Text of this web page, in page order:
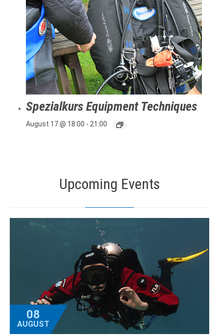
Spezialkurs Equipment Techniques
August 17 @ 18:00 -21:00
Upcoming Events
08
AUGUST